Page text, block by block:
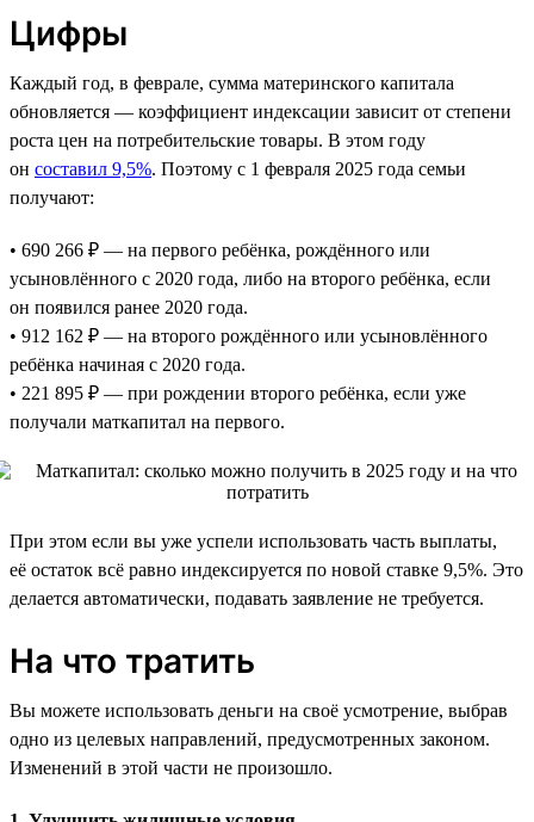
Цифры
Каждый год, в феврале, сумма материнского капитала
обновляется — коэффициент индексации зависит от степени
роста цен на потребительские товары. В этом году
он составил 9,5%. Поэтому с 1 февраля 2025 года семьи
получают:
• 690 266 ₽ — на первого ребёнка, рождённого или
усыновлённого с 2020 года, либо на второго ребёнка, если
он появился ранее 2020 года.
• 912 162 ₽ — на второго рождённого или усыновлённого
ребёнка начиная с 2020 года.
• 221 895 ₽ — при рождении второго ребёнка, если уже
получали маткапитал на первого.
При этом если вы уже успели использовать часть выплаты,
её остаток всё равно индексируется по новой ставке 9,5%. Это
делается автоматически, подавать заявление не требуется.
На что тратить
Вы можете использовать деньги на своё усмотрение, выбрав
одно из целевых направлений, предусмотренных законом.
Изменений в этой части не произошло.